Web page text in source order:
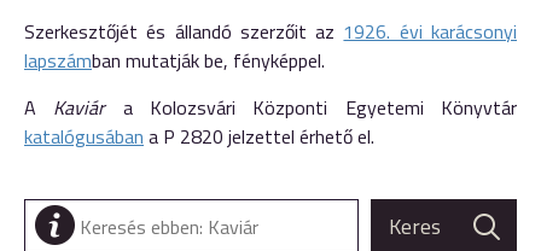
Szerkesztőjét és állandó szerzőit az 1926. évi karácsonyi
lapszámban mutatják be, fényképpel.
A Kaviára Kolozsvári Központi Egyetemi Könyvtár
katalógusában a P 2820 jelzettel érhető el.